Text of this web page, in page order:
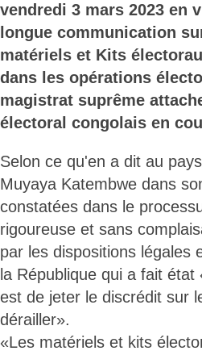
vendredi 3 mars 2023 en
longue communication
matériels et Kits
dans les opérations
magistrat suprême
électoral congolais en
Selon ce qu'en a dit au
Muyaya Katembwe dans
constatées dans le
rigoureuse et sans
par les dispositions légales
la République qui a fait
est de jeter le discrédit sur
dérailler».
«Les matériels et kits